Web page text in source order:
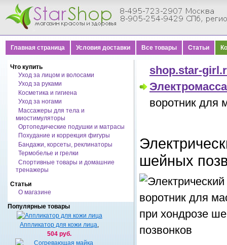
Главная страница Условия доставки Все товары Статьи
Что купить
Уход за лицом и волосами
Уход за руками
Косметика и гигиена
Уход за ногами
Массажеры для тела и
миостимуляторы
Ортопедические подушки и матрасы
Похудание и коррекция фигуры
Бандажи, корсеты, реклинаторы
Термобелье и грелки
Спортивные товары и домашние
тренажеры
Статьи
О магазине
Популярные товары
Аппликатор для кожи лица
504 руб.
shop.star-
воротник для
шейных